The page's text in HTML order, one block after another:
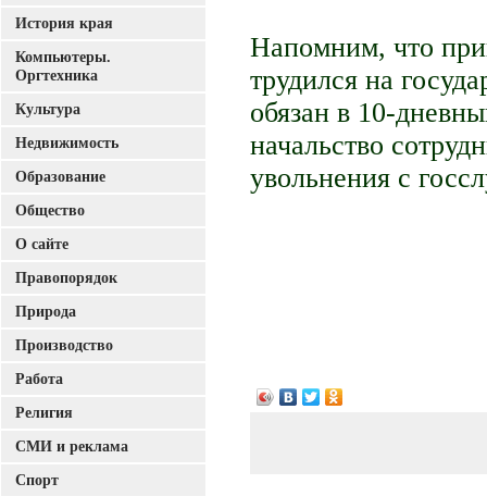
Напомним, что
трудился на
обязан в 10-
начальство
увольнения с
История края
Компьютеры.
Оргтехника
Культура
Недвижимость
Образование
Общество
О сайте
Правопорядок
Природа
Производство
Работа
Религия
СМИ и реклама
Спорт